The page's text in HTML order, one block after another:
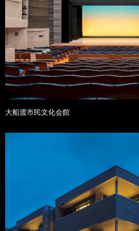
大船渡市民文化会館